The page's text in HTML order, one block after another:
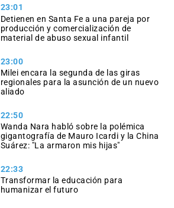
23:01
Detienen en Santa Fe a una pareja por
producción y comercialización de
material de abuso sexual infantil
23:00
Milei encara la segunda de las giras
regionales para la asunción de un nuevo
aliado
22:50
Wanda Nara habló sobre la polémica
gigantografía de Mauro Icardi y la China
Suárez: "La armaron mis hijas"
22:33
Transformar la educación para
humanizar el futuro